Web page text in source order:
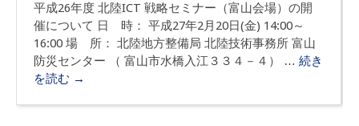
平成26年度 北陸ICT 戦略セミナー（富山会場）の開
催について 日 時： 平成27年2月20日(金) 14:00～
16:00 場 所： 北陸地方整備局 北陸技術事務所 富山
防災センター （ 富山市水橋入江３３４－４） …続き
を読む →